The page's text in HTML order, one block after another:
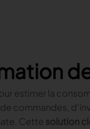
estimer la
commandes,
Cette solution